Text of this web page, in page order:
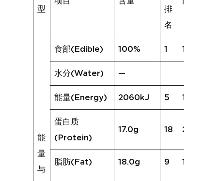
型
排
名
能
量
与
食部(Edible) 100% 1 100%
水分(Water) —
能量(Energy) 2060kJ 5 1944kJ
蛋白质
(Protein)
17.0g 18 20.9g
脂肪(Fat) 18.0g 9 16.1g